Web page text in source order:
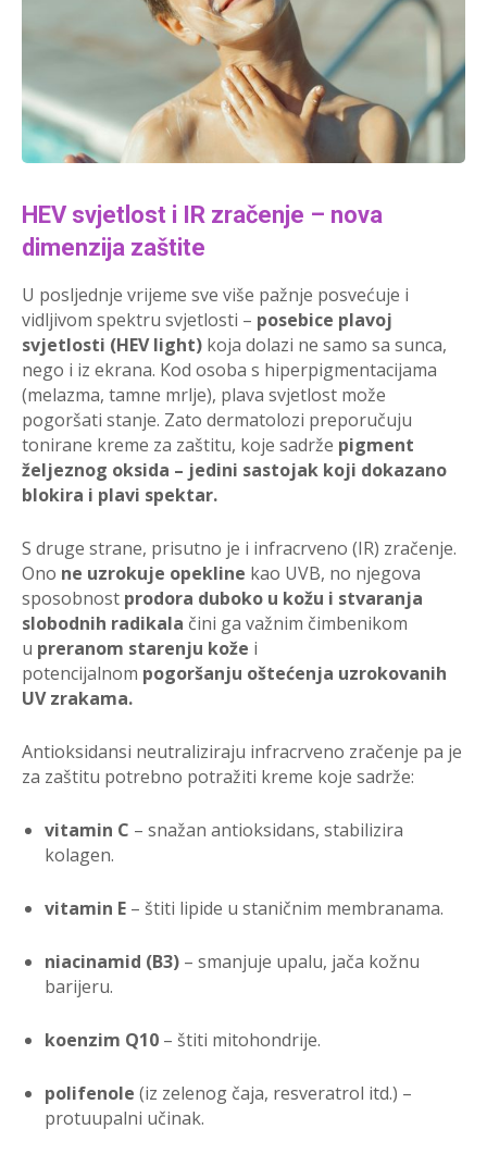
HEV svjetlost i IR zračenje – nova
dimenzija zaštite
U posljednje vrijeme sve više pažnje posvećuje i
vidljivom spektru svjetlosti – posebice plavoj
svjetlosti (HEV light) koja dolazi ne samo sa sunca,
nego i iz ekrana. Kod osoba s hiperpigmentacijama
(melazma, tamne mrlje), plava svjetlost može
pogoršati stanje. Zato dermatolozi preporučuju
tonirane kreme za zaštitu, koje sadrže pigment
željeznog oksida – jedini sastojak koji dokazano
blokira i plavi spektar.
S druge strane, prisutno je i infracrveno (IR) zračenje.
Ono ne uzrokuje opekline kao UVB, no njegova
sposobnost prodora duboko u kožu i stvaranja
slobodnih radikala čini ga važnim čimbenikom
u preranom starenju kože i
potencijalnom pogoršanju oštećenja uzrokovanih
UV zrakama.
Antioksidansi neutraliziraju infracrveno zračenje pa je
za zaštitu potrebno potražiti kreme koje sadrže:
vitamin C – snažan antioksidans, stabilizira
kolagen.
vitamin E – štiti lipide u staničnim membranama.
niacinamid (B3) – smanjuje upalu, jača kožnu
barijeru.
koenzim Q10 – štiti mitohondrije.
polifenole (iz zelenog čaja, resveratrol itd.) –
protuupalni učinak.